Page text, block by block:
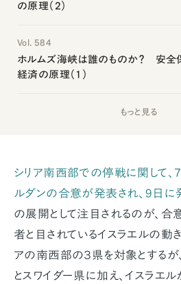
の原理（2）
Vol. 584
ホルムズ海峡は誰のものか？ 安全
経済の原理（1）
もっと見る
シリア南西部での停戦に関して、
ルダンの合意が発表され、9日に
の展開として注目されるのが、
者と目されているイスラエルの動
アの南西部の３県を対象とするが
とスワイダー県に加え、イスラエ